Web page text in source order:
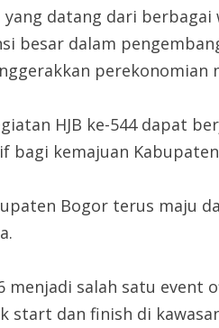
datang dari
besar dalam
perekonomian
HJB ke-544 dapat
kemajuan
Bogor terus maju
menjadi salah satu event
start dan finish di